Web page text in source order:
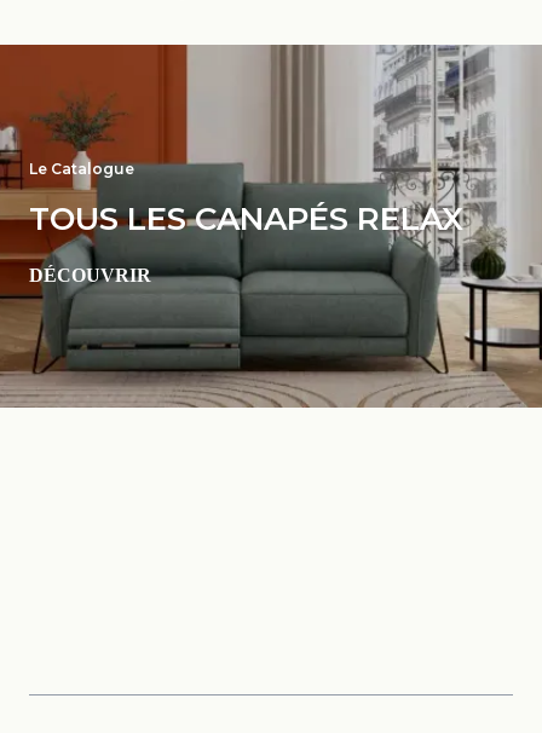
Le Catalogue
TOUS LES CANAPÉS RELAX
DÉCOUVRIR